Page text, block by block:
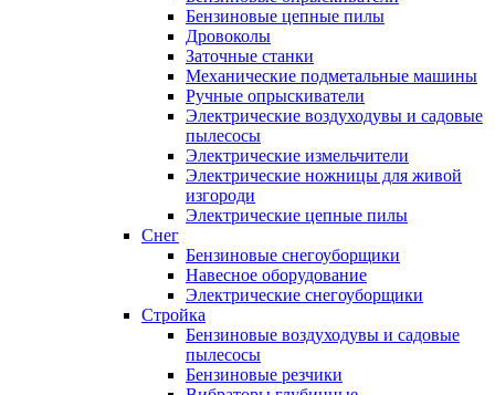
Бензиновые цепные пилы
Дровоколы
Заточные станки
Механические подметальные машины
Ручные опрыскиватели
Электрические воздуходувы и садовые
пылесосы
Электрические измельчители
Электрические ножницы для живой
изгороди
Электрические цепные пилы
Снег
Бензиновые снегоуборщики
Навесное оборудование
Электрические снегоуборщики
Стройка
Бензиновые воздуходувы и садовые
пылесосы
Бензиновые резчики